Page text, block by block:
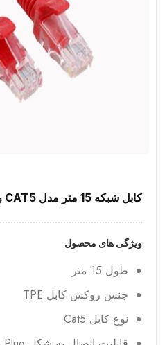
کابل شبکه 15 متر مدل CAT5 رنگ قرمز
ویژگی های محصول
طول 15 متر
جنس روکش کابل TPE
نوع کابل Cat5